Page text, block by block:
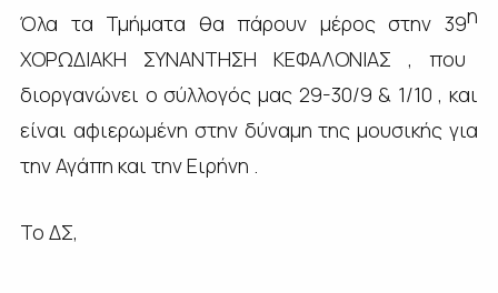
Όλα τα Τμήματα θα πάρουν μέρος στην 39η
ΧΟΡΩΔΙΑΚΗ ΣΥΝΑΝΤΗΣΗ ΚΕΦΑΛΟΝΙΑΣ , που
διοργανώνει ο σύλλογός μας 29-30/9 & 1/10 , και
είναι αφιερωμένη στην δύναμη της μουσικής για
την Αγάπη και την Ειρήνη .
Το ΔΣ,